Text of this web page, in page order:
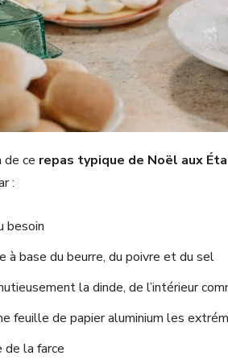
de ce repas typique de Noël aux
:
besoin
à base du beurre, du poivre et du sel
la dinde, de l’intérieur
feuille de papier aluminium les
de la farce